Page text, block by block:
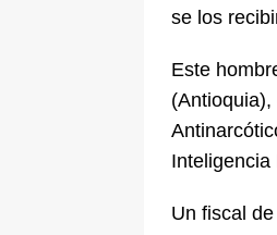
se los
Este
Inteligencia
Un fiscal